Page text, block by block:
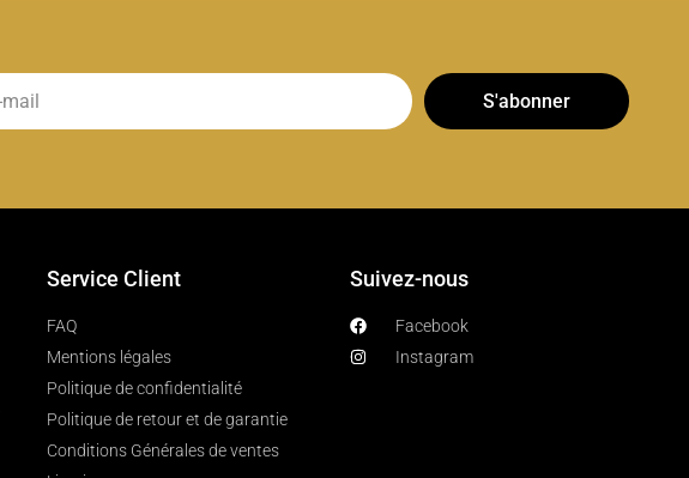
S'abonner
Service Client
FAQ
Mentions légales
Politique de confidentialité
Politique de retour et de garantie
Conditions Générales de ventes
Suivez-nous
Facebook
Instagram